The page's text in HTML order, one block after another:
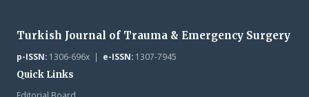
Turkish Journal of Trauma & Emergency Surgery
p-ISSN:1306-696x | e-ISSN:1307-7945
Quick Links
Editorial Board